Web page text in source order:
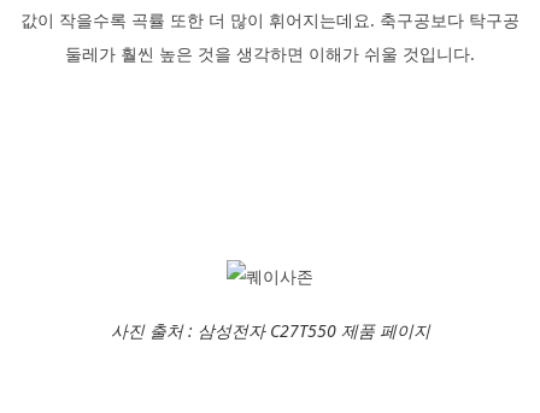
값이 작을수록 곡률 또한 더 많이 휘어지는데요. 축구공보다 탁구공
둘레가 훨씬 높은 것을 생각하면 이해가 쉬울 것입니다.
사진 출처 : 삼성전자 C27T550 제품 페이지